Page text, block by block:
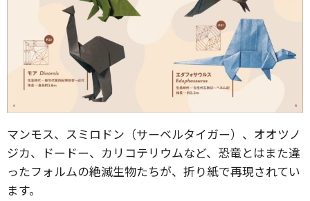
マンモス、スミロドン（サーベルタイガー）、オオツノ
ジカ、ドードー、カリコテリウムなど、恐竜とはまた違
ったフォルムの絶滅生物たちが、折り紙で再現されてい
ます。